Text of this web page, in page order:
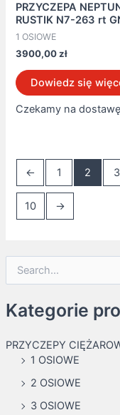
e
h
Kategorie
PRZYCZEPY
1 OSIOWE
2 OSIOWE
3 OSIOWE
PRZYCZEPA
RUSTIK N7-263 rt
1 OSIOWE
3900,00zł
Dowiedz się
Czekamy na
← 1 2 3
10 →